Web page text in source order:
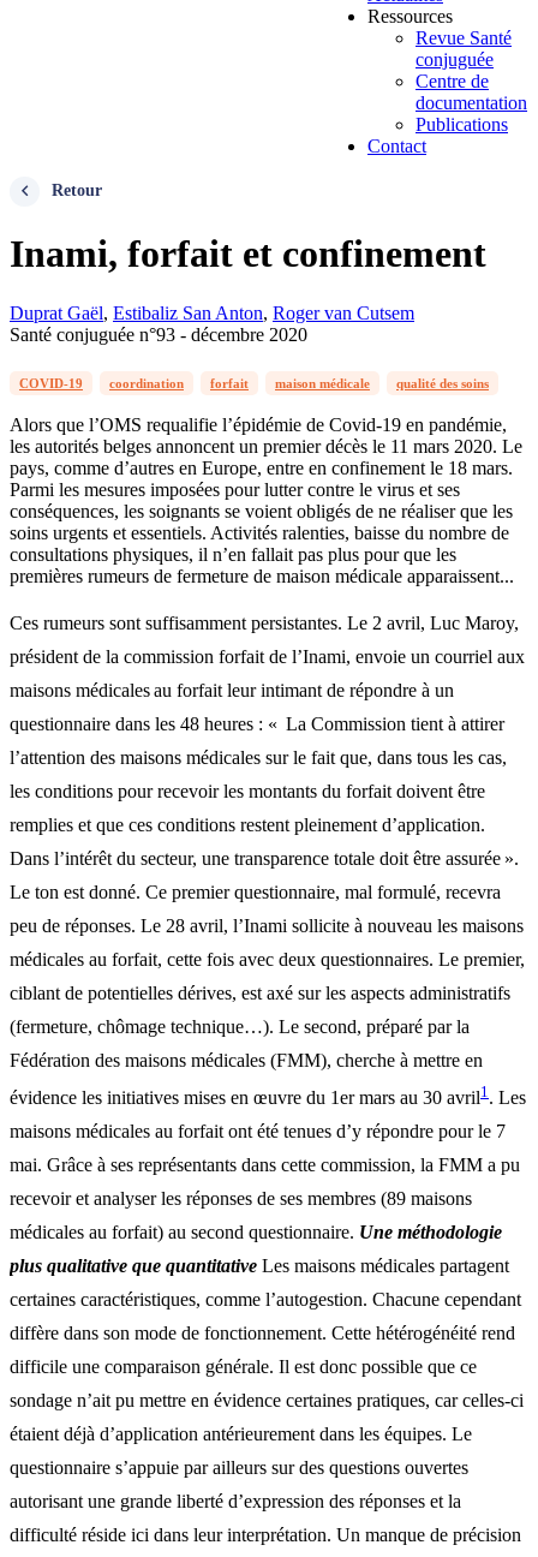
Ressources
Revue Santé
conjuguée
Centre de
documentation
Publications
Contact
Retour
Inami, forfait et confinement
Duprat Gaël, Estibaliz San Anton, Roger van Cutsem
Santé conjuguée n°93 - décembre 2020
COVID-19 coordination forfait maison médicale qualité des soins
Alors que l’OMS requalifie l’épidémie de Covid-19 en pandémie,
les autorités belges annoncent un premier décès le 11 mars 2020. Le
pays, comme d’autres en Europe, entre en confinement le 18 mars.
Parmi les mesures imposées pour lutter contre le virus et ses
conséquences, les soignants se voient obligés de ne réaliser que les
soins urgents et essentiels. Activités ralenties, baisse du nombre de
consultations physiques, il n’en fallait pas plus pour que les
premières rumeurs de fermeture de maison médicale apparaissent...
Ces rumeurs sont suffisamment persistantes. Le 2 avril, Luc Maroy,
président de la commission forfait de l’Inami, envoie un courriel aux
maisons médicales au forfait leur intimant de répondre à un
questionnaire dans les 48 heures : « La Commission tient à attirer
l’attention des maisons médicales sur le fait que, dans tous les cas,
les conditions pour recevoir les montants du forfait doivent être
remplies et que ces conditions restent pleinement d’application.
Dans l’intérêt du secteur, une transparence totale doit être assurée ».
Le ton est donné. Ce premier questionnaire, mal formulé, recevra
peu de réponses. Le 28 avril, l’Inami sollicite à nouveau les maisons
médicales au forfait, cette fois avec deux questionnaires. Le premier,
ciblant de potentielles dérives, est axé sur les aspects administratifs
(fermeture, chômage technique…). Le second, préparé par la
Fédération des maisons médicales (FMM), cherche à mettre en
évidence les initiatives mises en œuvre du 1er mars au 30 avril1 . Les
maisons médicales au forfait ont été tenues d’y répondre pour le 7
mai. Grâce à ses représentants dans cette commission, la FMM a pu
recevoir et analyser les réponses de ses membres (89 maisons
médicales au forfait) au second questionnaire. Une méthodologie
plus qualitative que quantitative Les maisons médicales partagent
certaines caractéristiques, comme l’autogestion. Chacune cependant
diffère dans son mode de fonctionnement. Cette hétérogénéité rend
difficile une comparaison générale. Il est donc possible que ce
sondage n’ait pu mettre en évidence certaines pratiques, car celles-ci
étaient déjà d’application antérieurement dans les équipes. Le
questionnaire s’appuie par ailleurs sur des questions ouvertes
autorisant une grande liberté d’expression des réponses et la
difficulté réside ici dans leur interprétation. Un manque de précision